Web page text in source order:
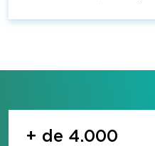
+ de 4.000